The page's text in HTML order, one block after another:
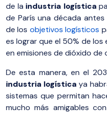
de la industria logística
de París una década
de los objetivos logísticos
es lograr que el 50% de los
en emisiones de dióxido de
De esta manera, en el
industria logística ya
sistemas que permitan
mucho más amigables